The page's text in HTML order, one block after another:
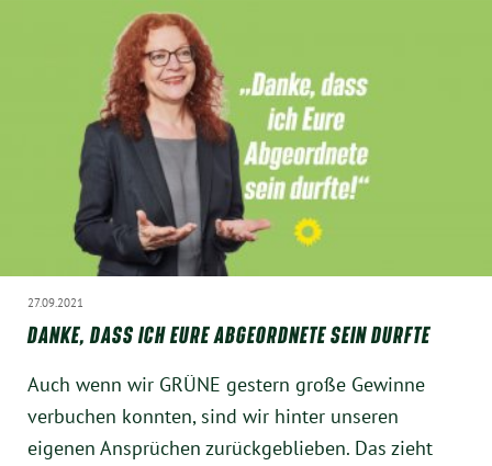
27.09.2021
DANKE, DASS ICH EURE ABGEORDNETE SEIN DURFTE
Auch wenn wir GRÜNE gestern große Gewinne
verbuchen konnten, sind wir hinter unseren
eigenen Ansprüchen zurückgeblieben. Das zieht